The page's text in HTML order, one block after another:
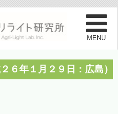
６年１月２９日：広島）